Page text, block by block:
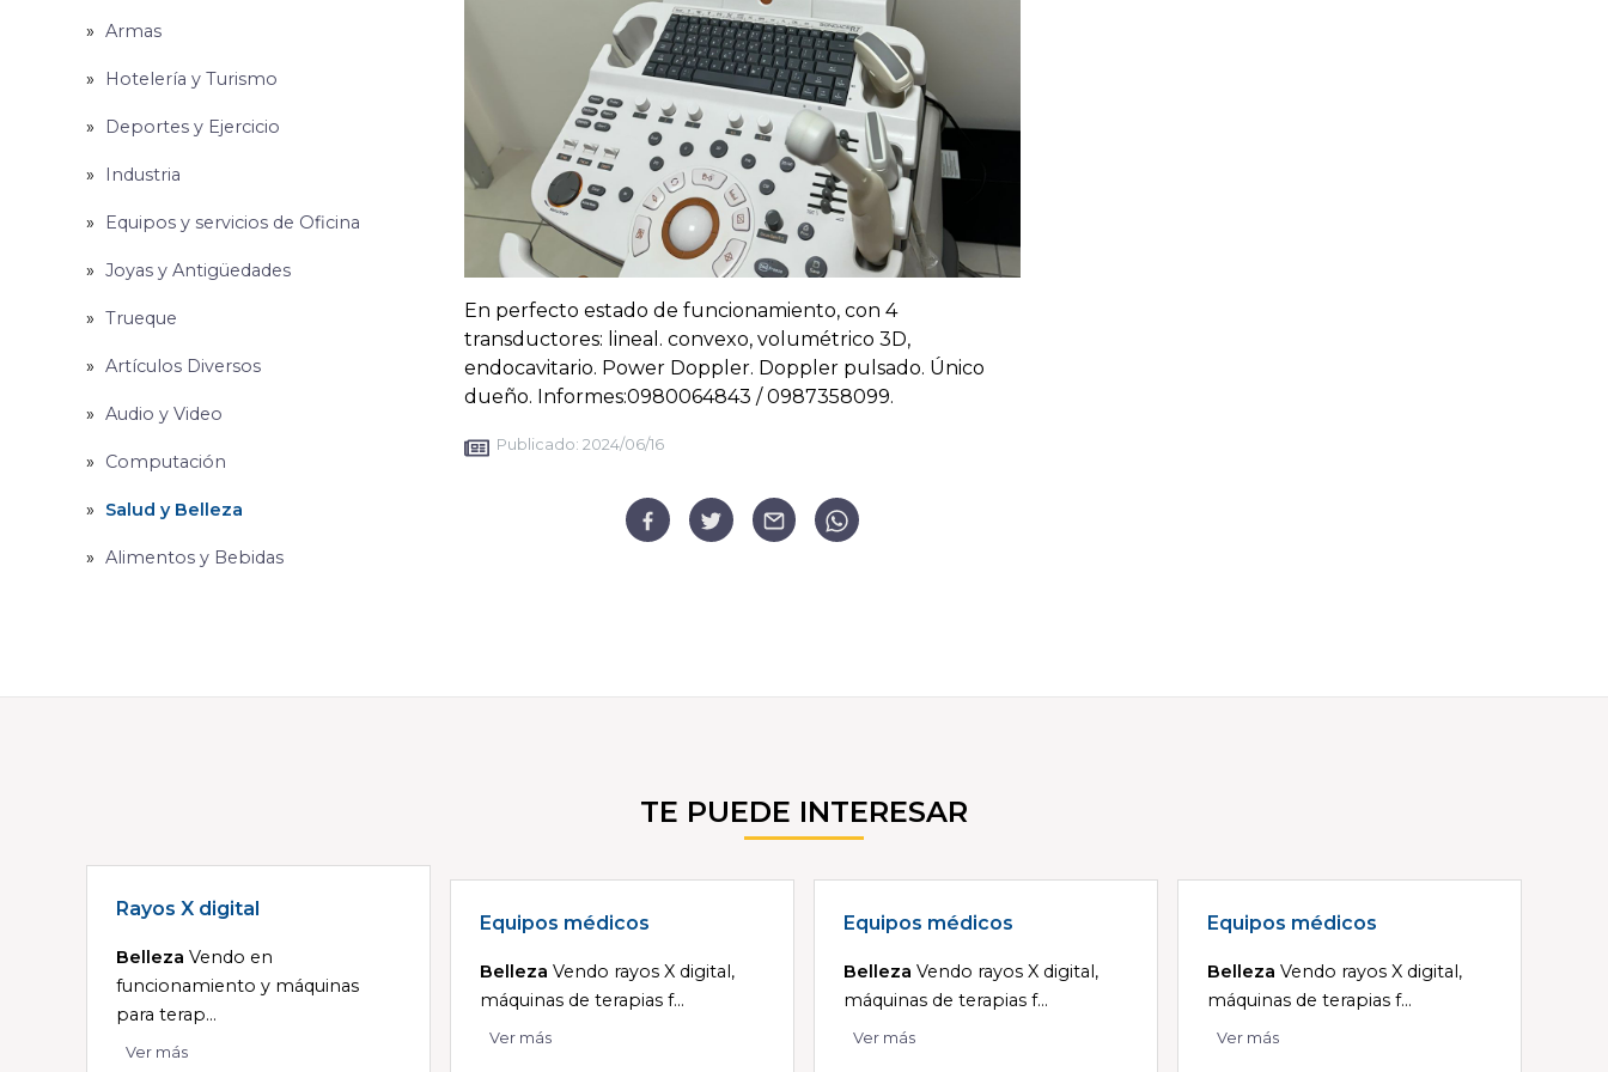
Armas
Hotelería y Turismo
Deportes y Ejercicio
Industria
Equipos y servicios de Oficina
Joyas y Antigüedades
Trueque
Artículos Diversos
Audio y Video
Computación
Salud y Belleza
Alimentos y Bebidas
En perfecto estado de funcionamiento, con 4
transductores: lineal. convexo, volumétrico 3D,
endocavitario. Power Doppler. Doppler pulsado. Único
dueño. Informes:0980064843 / 0987358099.
Publicado: 2024/06/16
TE PUEDE INTERESAR
Rayos X digital
Belleza Vendo en
funcionamiento y máquinas
para terap...
Ver más
Equipos médicos
Belleza Vendo rayos X digital,
máquinas de terapias f...
Ver más
Equipos médicos
Belleza Vendo rayos X digital,
máquinas de terapias f...
Ver más
Equipos médicos
Belleza Vendo rayos X digital,
máquinas de terapias f...
Ver más